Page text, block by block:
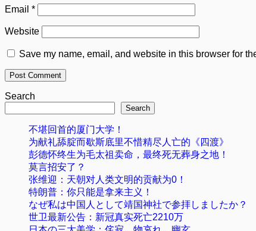
Email *
Website
Save my name, email, and website in this browser for
Search
Search
不堪回首的厦门大学！
为献礼舔腚而歇斯底里不惜精尽人亡的《四渡》
彭德怀终生为毛太祖卖命，最终死无葬身之地！
莫言招安了？
张维迎：天朝对人类文明的贡献为0！
特朗普：你只能是拿来主义！
なぜ私は中国人として靖国神社で参拝しましたか？
世卫最新公告：新冠真实死亡2210万